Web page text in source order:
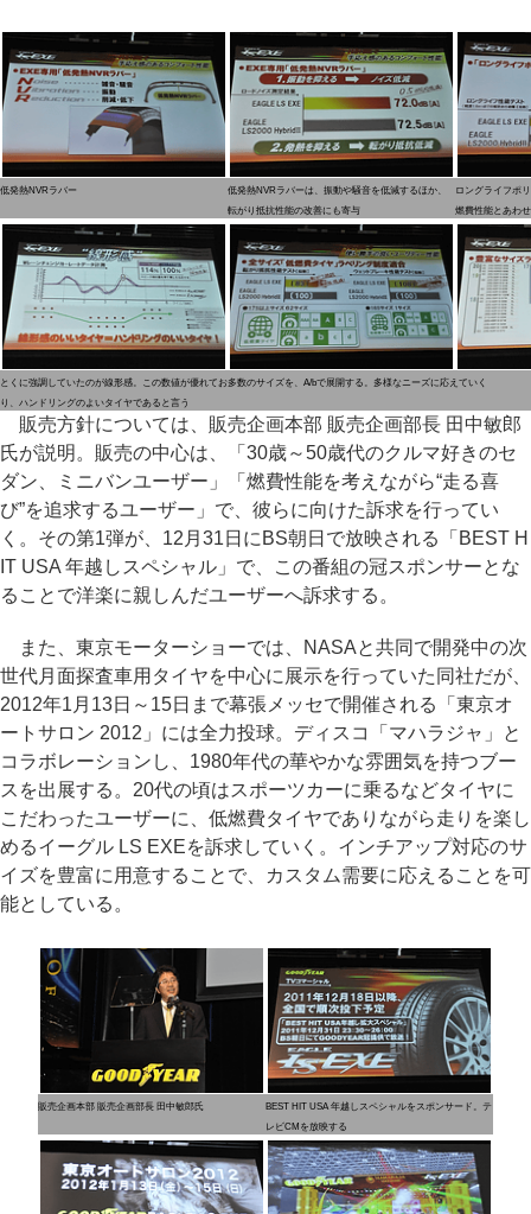
低発熱NVRラバー
低発熱NVRラバーは、振動や騒音を低減するほか、
転がり抵抗性能の改善にも寄与
ロングライフポ
燃費性能とあわ
とくに強調していたのが線形感。この数値が優れてお
り、ハンドリングのよいタイヤであると言う
多数のサイズを、A/bで展開する。多様なニーズに応えていく
販売方針については、販売企画本部 販売企画部長 田中敏郎
氏が説明。販売の中心は、「30歳～50歳代のクルマ好きのセ
ダン、ミニバンユーザー」「燃費性能を考えながら“走る喜
び”を追求するユーザー」で、彼らに向けた訴求を行ってい
く。その第1弾が、12月31日にBS朝日で放映される「BEST H
IT USA 年越しスペシャル」で、この番組の冠スポンサーとな
ることで洋楽に親しんだユーザーへ訴求する。
また、東京モーターショーでは、NASAと共同で開発中の次
世代月面探査車用タイヤを中心に展示を行っていた同社だが、
2012年1月13日～15日まで幕張メッセで開催される「東京オ
ートサロン 2012」には全力投球。ディスコ「マハラジャ」と
コラボレーションし、1980年代の華やかな雰囲気を持つブー
スを出展する。20代の頃はスポーツカーに乗るなどタイヤに
こだわったユーザーに、低燃費タイヤでありながら走りを楽し
めるイーグル LS EXEを訴求していく。インチアップ対応のサ
イズを豊富に用意することで、カスタム需要に応えることを可
能としている。
販売企画本部 販売企画部長 田中敏郎氏
BEST HIT USA 年越しスペシャルをスポンサード。テ
レビCMを放映する